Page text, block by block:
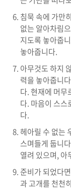
침묵 속에 가만
없는 알아차림
지도록 놓아줍
놓아줍니다.
아무것도 하지
력을 놓아줍니
다. 현재에 머무
다. 마음이 스스
다.
헤아릴 수 없는
스며들게 둡니
열려 있으며, 아
준비가 되었다
과 고개를 천천